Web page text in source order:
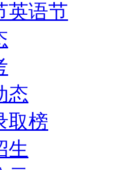
英语节
态
取榜
生